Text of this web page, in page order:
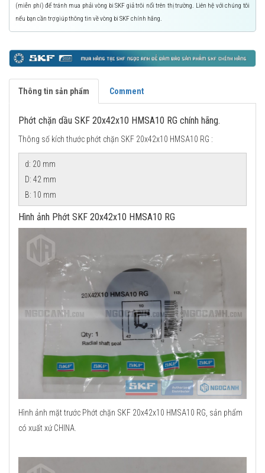
(miễn phí) để tránh mua phải vòng bi SKF giả trôi nổi trên thị trường. Liên hệ với chúng tôi
nếu bạn cần trợ giúp thông tin về vòng bi SKF chính hãng.
Thông tin sản phẩm Comment
Phớt chặn dầu SKF 20x42x10 HMSA10 RG chính hãng.
Thông số kích thước phớt chặn SKF 20x42x10 HMSA10 RG :
d: 20 mm
D: 42 mm
B: 10 mm
Hình ảnh Phớt SKF 20x42x10 HMSA10 RG
Hình ảnh mặt trước Phớt chặn SKF 20x42x10 HMSA10 RG, sản phẩm
có xuất xứ CHINA.